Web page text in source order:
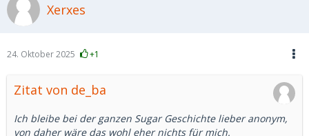
Xerxes
24. Oktober 2025 +1
Zitat von de_ba
Ich bleibe bei der ganzen Sugar Geschichte lieber anonym,
von daher wäre das wohl eher nichts für mich.